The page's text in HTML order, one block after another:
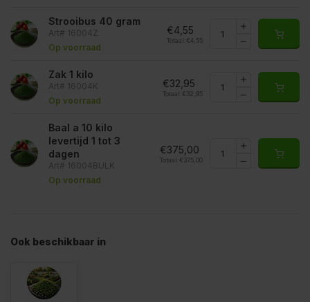
Strooibus 40 gram
Art# 16004Z
Op voorraad
€4,55
Totaal: €4,55
Zak 1 kilo
Art# 16004K
Op voorraad
€32,95
Totaal: €32,95
Baal a 10 kilo
levertijd 1 tot 3
dagen
Art# 16004BULK
Op voorraad
€375,00
Totaal: €375,00
Ook beschikbaar in